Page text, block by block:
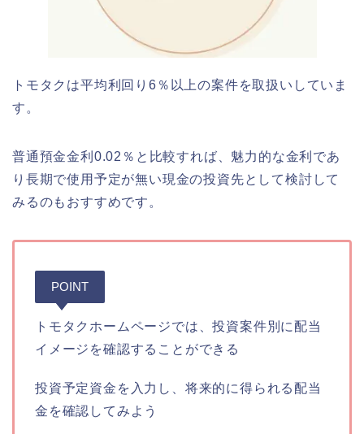
トモタクは平均利回り6％以上の案件を取扱いしていま
す。
普通預金金利0.02％と比較すれば、魅力的な金利であ
り長期で使用予定が無い現金の投資先として検討して
みるのもおすすめです。
POINT
トモタクホームページでは、投資案件別に配当
イメージを確認することができる
投資予定資金を入力し、将来的に得られる配当
金を確認してみよう